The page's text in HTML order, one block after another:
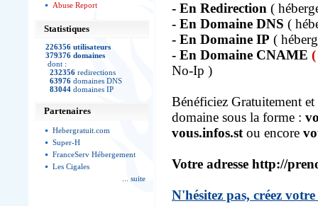
Abuse Report
Statistiques
226356 utilisateurs
379376 domaines
dont :
232356 redirections
63976 domaines DNS
83044 domaines IP
Partenaires
Hebergratuit.com
Super-H
FranceServ Hébergement
Les Cigales
... suite
- En Redirection (
- En Domaine DNS (
- En Domaine IP (
- En Domaine CNAME
No-Ip )
Bénéficiez Gratuitement
domaine sous la forme :
vous.infos.st ou encore
Votre adresse http://
N'hésitez pas, créez